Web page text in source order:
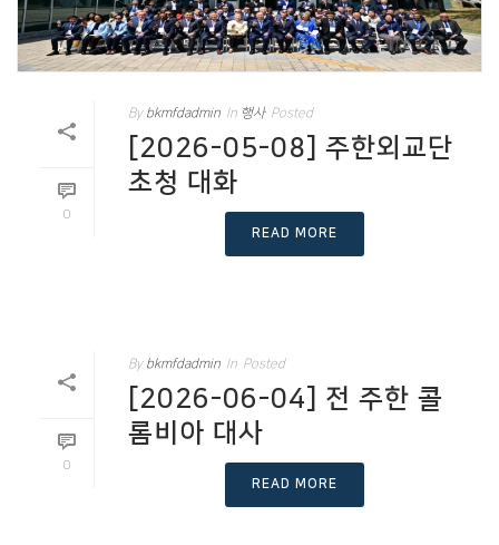
0
By bkmfdadmin In 행사 Posted
[2026-05-08] 주한외교단
초청 대화
READ MORE
0
By bkmfdadmin In Posted
[2026-06-04] 전 주한 콜
롬비아 대사
READ MORE